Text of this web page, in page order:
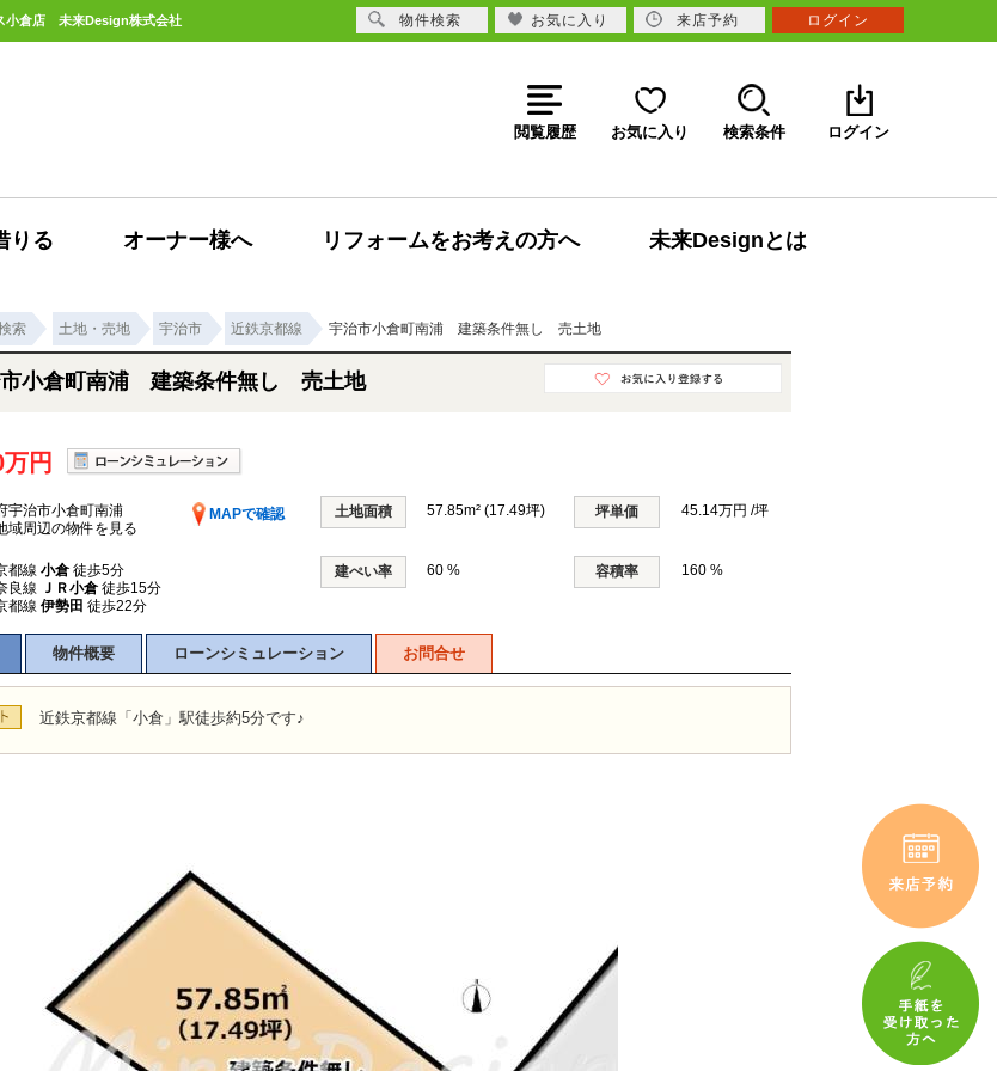
小倉店 未来Design株式会社
閲覧履歴 お気に入り 検索条件 ログイン
りる オーナー様へ リフォームをお考えの方へ 未来Designとは
索 土地・売地 宇治市 近鉄京都線 宇治市小倉町南浦 建築条件無し 売土地
小倉町南浦 建築条件無し 売土地
円
宇治市小倉町南浦
MAPで確認
域周辺の物件を見る
土地面積 57.85m² (17.49坪) 坪単価 45.14万円 /坪
都線 小倉 徒歩5分
良線 ＪＲ小倉 徒歩15分
都線 伊勢田 徒歩22分
建ぺい率 60 % 容積率 160 %
物件概要 ローンシミュレーション お問合せ
近鉄京都線「小倉」駅徒歩約5分です♪
物件検索 お気に入り 来店予約 ログイン